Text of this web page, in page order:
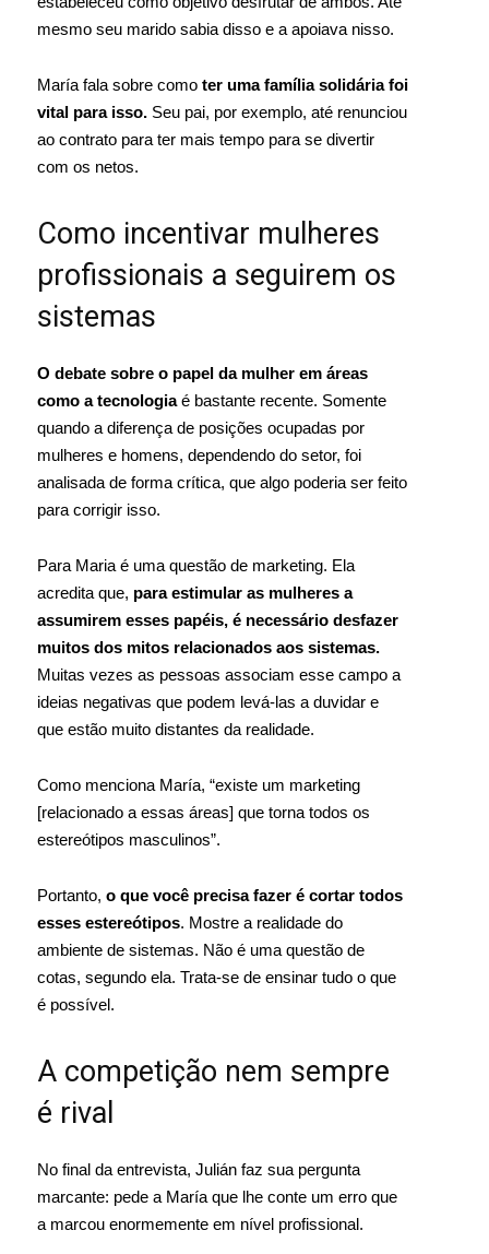
mesmo seu marido sabia disso e a apoiava nisso.
María fala sobre como ter uma família solidária foi
vital para isso. Seu pai, por exemplo, até renunciou
ao contrato para ter mais tempo para se divertir
com os netos.
Como incentivar mulheres
profissionais a seguirem os
sistemas
O debate sobre o papel da mulher em áreas
como a tecnologiaé bastante recente. Somente
quando a diferença de posições ocupadas por
mulheres e homens, dependendo do setor, foi
analisada de forma crítica, que algo poderia ser feito
para corrigir isso.
Para Maria é uma questão de marketing. Ela
acredita que, para estimular as mulheres a
assumirem esses papéis, é necessário desfazer
muitos dos mitos relacionados aos sistemas.
Muitas vezes as pessoas associam esse campo a
ideias negativas que podem levá-las a duvidar e
que estão muito distantes da realidade.
Como menciona María, “existe um marketing
[relacionado a essas áreas] que torna todos os
estereótipos masculinos”.
Portanto, o que você precisa fazer é cortar todos
esses estereótipos. Mostre a realidade do
ambiente de sistemas. Não é uma questão de
cotas, segundo ela. Trata-se de ensinar tudo o que
é possível.
A competição nem sempre
é rival
No final da entrevista, Julián faz sua pergunta
marcante: pede a María que lhe conte um erro que
a marcou enormemente em nível profissional.